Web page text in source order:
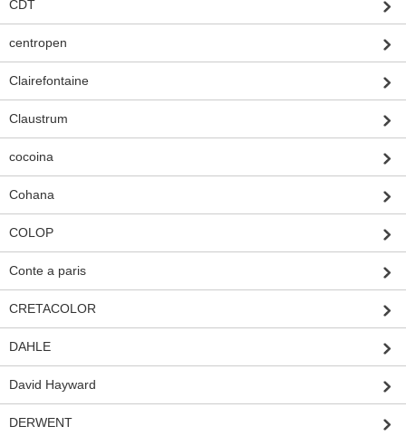
CDT
centropen
Clairefontaine
Claustrum
cocoina
Cohana
COLOP
Conte a paris
CRETACOLOR
DAHLE
David Hayward
DERWENT